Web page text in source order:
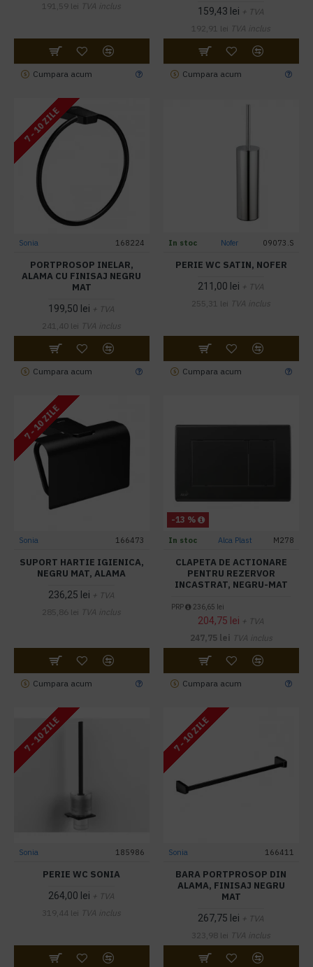
191,59 lei TVA inclus
Cumpara acum
159,43 lei + TVA
192,91 lei TVA inclus
Cumpara acum
7 - 10 ZILE
Sonia 168224
PORTPROSOP INELAR,
ALAMA CU FINISAJ NEGRU
MAT
199,50 lei + TVA
241,40 lei TVA inclus
Cumpara acum
In stoc Nofer 09073.S
PERIE WC SATIN, NOFER
211,00 lei + TVA
255,31 lei TVA inclus
Cumpara acum
7 - 10 ZILE
Sonia 166473
SUPORT HARTIE IGIENICA,
NEGRU MAT, ALAMA
236,25 lei + TVA
285,86 lei TVA inclus
Cumpara acum
-13 %
In stoc Alca Plast M278
CLAPETA DE ACTIONARE
PENTRU REZERVOR
INCASTRAT, NEGRU-MAT
PRP 236,65 lei
204,75 lei + TVA
247,75 lei TVA inclus
Cumpara acum
7 - 10 ZILE
Sonia 185986
PERIE WC SONIA
264,00 lei + TVA
319,44 lei TVA inclus
7 - 10 ZILE
Sonia 166411
BARA PORTPROSOP DIN
ALAMA, FINISAJ NEGRU
MAT
267,75 lei + TVA
323,98 lei TVA inclus